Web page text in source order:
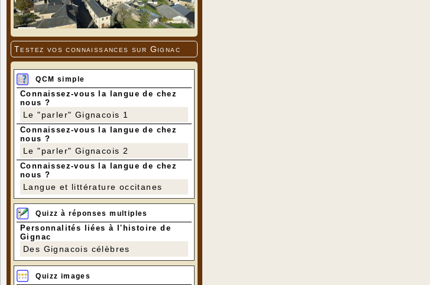
Testez vos connaissances sur Gignac
QCM simple
Connaissez-vous la langue de chez
nous ?
Le "parler" Gignacois 1
Connaissez-vous la langue de chez
nous ?
Le "parler" Gignacois 2
Connaissez-vous la langue de chez
nous ?
Langue et littérature occitanes
Quizz à réponses multiples
Personnalités liées à l'histoire de
Gignac
Des Gignacois célèbres
Quizz images